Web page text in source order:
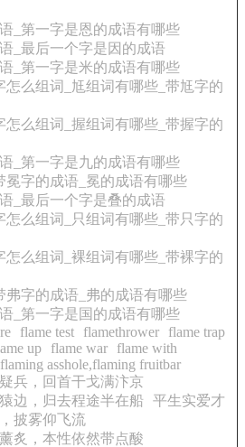
_第一字是恩的成语有哪些
_最后一个字是因的成语
_第一字是米的成语有哪些
怎么组词_尪组词有哪些_带尪字的
怎么组词_握组词有哪些_带握字的
_第一字是九的成语有哪些
冕字的成语_冕的成语有哪些
_最后一个字是叠的成语
怎么组词_只组词有哪些_带只字的
怎么组词_裸组词有哪些_带裸字的
弗字的成语_弗的成语有哪些
_第一字是国的成语有哪些
flame test flamethrower
flame trap
up flame war
flame with
flaming asshole,flaming fruitbar
兵，回首干戈满汴京
边，归去程途半在船 平生实爱才
披雾仰飞流
炙，本性依然带点酸